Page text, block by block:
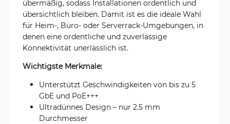
übermäßig, sodass Installationen ordentlich und
übersichtlich bleiben. Damit ist es die ideale Wahl
für Heim-, Büro- oder Serverrack-Umgebungen, in
denen eine ordentliche und zuverlässige
Konnektivität unerlässlich ist.
Wichtigste Merkmale:
Unterstützt Geschwindigkeiten von bis zu 5
GbE und PoE+++
Ultradünnes Design – nur 2.5 mm
Durchmesser